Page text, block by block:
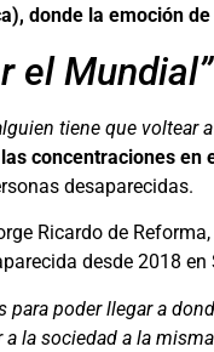
donde la emoción
el Mundial”
tiene que voltear
concentraciones en
desaparecidas.
Ricardo de
desde 2018 en
para poder llegar a
la sociedad a la